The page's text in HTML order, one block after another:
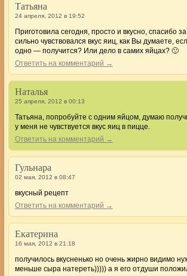
Татьяна
24 апреля, 2012 в 19:52
Приготовила сегодня, просто и вкусно, спасибо
сильно чувствовался вкус яиц, как Вы думаете,
одно — получится? Или дело в самих яйцах? 🙂
Ответить на комментарий →
Наталья
25 апреля, 2012 в 00:13
Татьяна, попробуйте с одним яйцом, думаю
у меня не чувствуется вкус яиц в пицце.
Ответить на комментарий →
Гульнара
02 мая, 2012 в 08:47
вкусный рецепт
Ответить на комментарий →
Екатерина
16 мая, 2012 в 21:18
получилось вкусненько но очень жирно видимо
меньше сыра натереть))))) а я его отдуши